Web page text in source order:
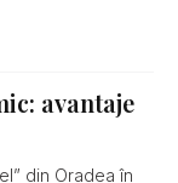
avantaje
din Oradea în